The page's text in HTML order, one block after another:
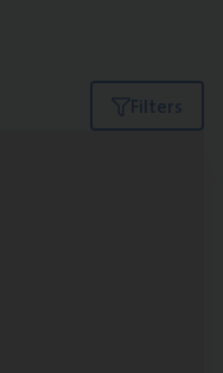
Filters